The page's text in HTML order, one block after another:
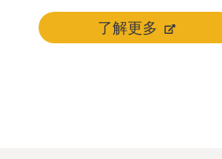
了解更多